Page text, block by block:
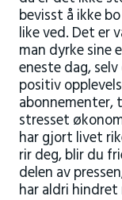
bevisst å ikke
like ved. Det er
man dyrke sine
eneste dag,
positiv
abonnementer,
stresset
har gjort livet
rir deg, blir du
delen av
har aldri